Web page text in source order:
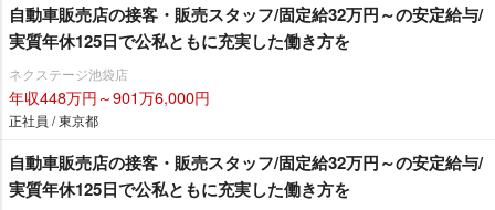
自動車販売店の接客・販売スタッフ/固定給32万円～の安定給与/
実質年休125日で公私ともに充実した働き方を
ネクステージ池袋店
年収448万円～901万6,000円
正社員 / 東京都
自動車販売店の接客・販売スタッフ/固定給32万円～の安定給与/
実質年休125日で公私ともに充実した働き方を